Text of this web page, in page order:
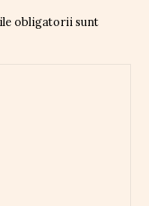
obligatorii sunt